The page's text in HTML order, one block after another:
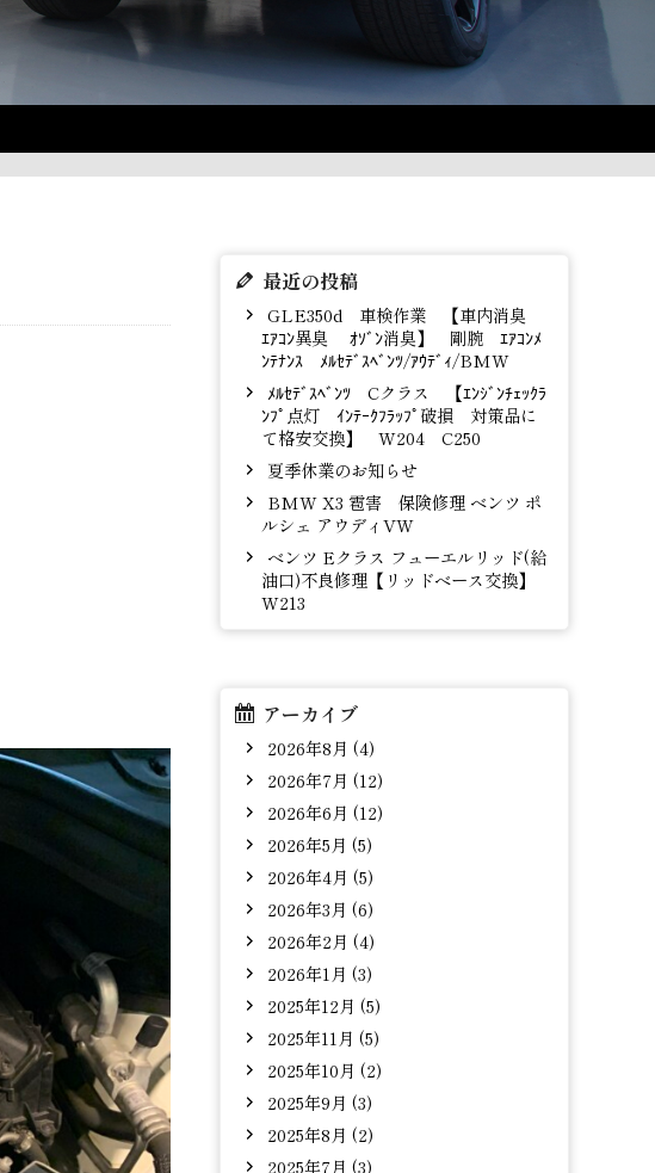
最近の投稿
GLE350d 車検作業 【車内消臭
ｴｱｺﾝ異臭 ｵｿﾞﾝ消臭】 剛腕 ｴｱｺﾝﾒ
ﾝﾃﾅﾝｽ ﾒﾙｾﾃﾞｽﾍﾞﾝﾂ/ｱｳﾃﾞｨ/BMW
ﾒﾙｾﾃﾞｽﾍﾞﾝﾂ Cクラス 【ｴﾝｼﾞﾝﾁｪｯｸﾗ
ﾝﾌﾟ点灯 ｲﾝﾃｰｸﾌﾗｯﾌﾟ破損 対策品に
て格安交換】 W204 C250
夏季休業のお知らせ
BMW X3 雹害 保険修理 ベンツ ポ
ルシェ アウディVW
ベンツ Eクラス フューエルリッド(給
油口)不良修理【リッドベース交換】
W213
アーカイブ
2026年8月 (4)
2026年7月 (12)
2026年6月 (12)
2026年5月 (5)
2026年4月 (5)
2026年3月 (6)
2026年2月 (4)
2026年1月 (3)
2025年12月 (5)
2025年11月 (5)
2025年10月 (2)
2025年9月 (3)
2025年8月 (2)
2025年7月 (3)